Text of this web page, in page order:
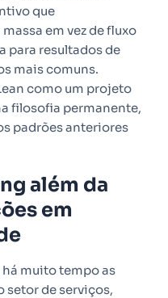
que
em vez de fluxo
para resultados de
mais comuns.
como um projeto
filosofia permanente,
padrões anteriores
além da
em
muito tempo as
setor de serviços,